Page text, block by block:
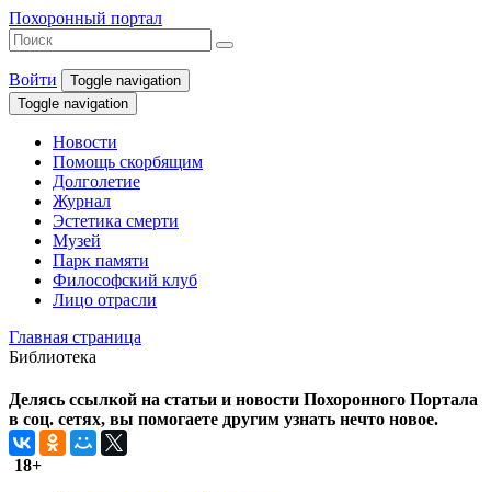
Похоронный портал
Войти
Toggle navigation
Toggle navigation
Новости
Помощь скорбящим
Долголетие
Журнал
Эстетика смерти
Музей
Парк памяти
Философский клуб
Лицо отрасли
Главная страница
Библиотека
Делясь ссылкой на статьи и новости Похоронного Портала
в соц. сетях, вы помогаете другим узнать нечто новое.
18+